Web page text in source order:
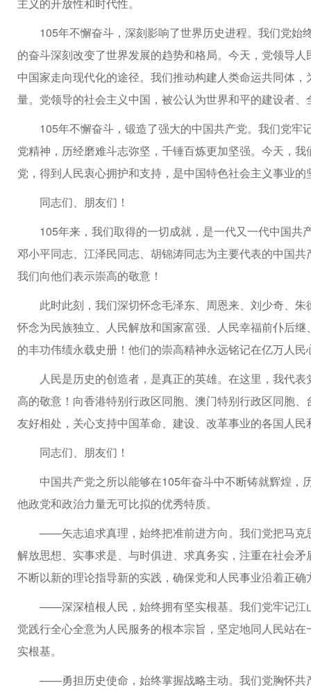
105年不懈奋斗，深刻影响了世界历史进程。我们党
的奋斗深刻改变了世界发展的趋势和格局。今天，党领导
中国家走向现代化的途径。我们推动构建人类命运共同体
量。党领导的社会主义中国，被公认为世界和平的建设者
105年不懈奋斗，锻造了强大的中国共产党。我们党
党精神，历经磨难斗志弥坚，千锤百炼更加坚强。今天，
党，得到人民衷心拥护和支持，是中国特色社会主义事业
同志们、朋友们！
105年来，我们取得的一切成就，是一代又一代中国
邓小平同志、江泽民同志、胡锦涛同志为主要代表的中国
我们向他们表示崇高的敬意！
此时此刻，我们深切怀念毛泽东、周恩来、刘少奇、
怀念为民族独立、人民解放和国家富强、人民幸福前仆后
的丰功伟绩永载史册！他们的崇高精神永远铭记在亿万人民
人民是历史的创造者，是真正的英雄。在这里，我代
高的敬意！向香港特别行政区同胞、澳门特别行政区同胞
友好相处，关心支持中国革命、建设、改革事业的各国人
同志们、朋友们！
中国共产党之所以能够在105年奋斗中不断铸就辉煌
他政党和政治力量无可比拟的优秀特质。
——矢志追求真理，始终把准前进方向。我们党把马克
解放思想、实事求是、与时俱进、求真务实，注重在社会
不断以新的理论指导新的实践，确保党和人民事业沿着正确
——深深植根人民，始终拥有坚实根基。我们党牢记江
觉践行全心全意为人民服务的根本宗旨，坚定地同人民站
实根基。
——勇担历史使命，始终掌握战略主动。我们党胸怀共